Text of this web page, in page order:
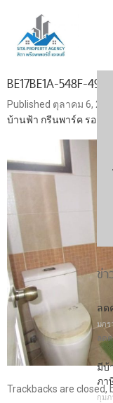
BE17BE1A-548F-
Published ตุลาคม 6, 2019
บ้านฟ้า กรีนพาร์ค รอยัล
Trackbacks are closed,
ข่
ลด
มกร
ลด
มีบ้
ภา
กุมภ